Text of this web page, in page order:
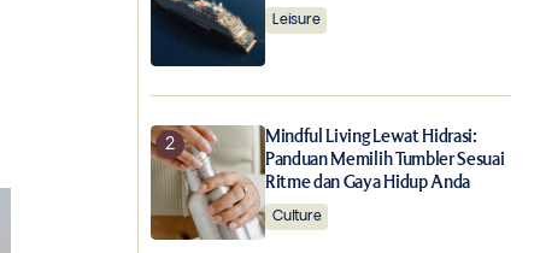
Leisure
Mindful Living Lewat Hidrasi:
Panduan Memilih Tumbler Sesuai
Ritme dan Gaya Hidup Anda
Culture